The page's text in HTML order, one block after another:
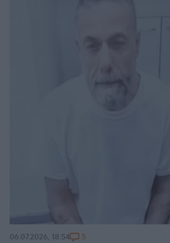
06.07.2026, 18:54 5